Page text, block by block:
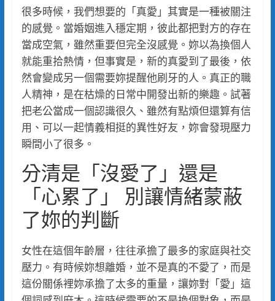
很多時候，我們想要的「真愛」其實是一種被關注
的感覺。當婚姻進入穩定期，彼此都把對方的存在
當成空氣，雖然重要但完全沒感覺。妳以為換個人
就能重拾熱情，但事實是，新的真愛到了最後，依
然會變成另一個需要妳提醒他刷牙的人。真正的職
人精神，是在枯燥的日常中開發出新的樂趣。試著
把老公當成一個認識很久、雖然有點煩但還算有信
用、可以一起情義相挺的異性好友，妳會發現壓力
瞬間小了很多。
分清是「沒愛了」還是
「心累了」 別讓情緒蒙蔽
了妳的判斷
女性在這個年齡層，往往承擔了最多的家庭與社交
壓力。有時候妳想離婚，並不是真的不愛了，而是
這份關係裡妳承擔了太多的重量，讓妳對「愛」這